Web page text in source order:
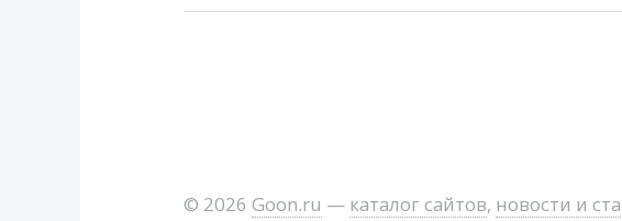
© 2026 Goon.ru — каталог сайтов, новости и